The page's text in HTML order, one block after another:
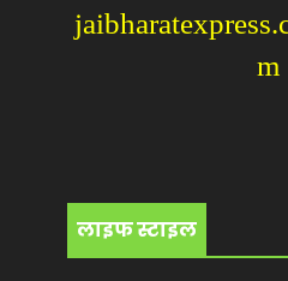
m
लाइफ स्टाइल